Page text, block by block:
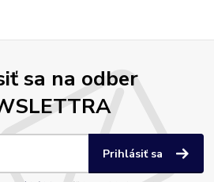
sa na odber
Prihlásiť sa